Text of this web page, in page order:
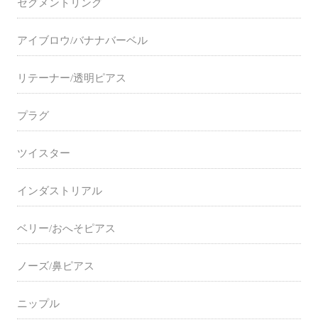
セグメントリング
アイブロウ/バナナバーベル
リテーナー/透明ピアス
プラグ
ツイスター
インダストリアル
ベリー/おへそピアス
ノーズ/鼻ピアス
ニップル